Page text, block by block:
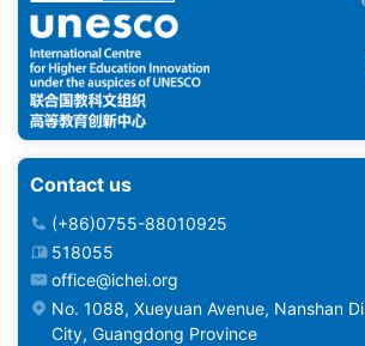
Contact us
(+86)0755-88010925
518055
office@ichei.org
No. 1088, Xueyuan Avenue, Nanshan
City, Guangdong Province